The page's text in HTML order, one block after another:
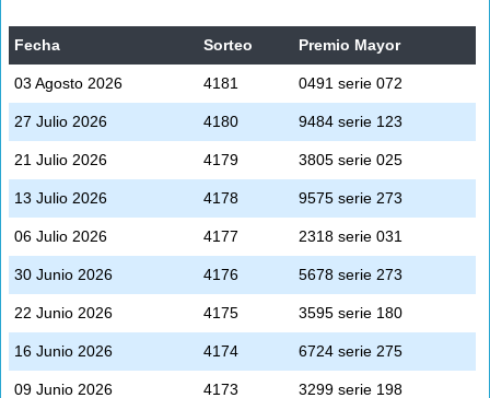
Fecha Sorteo Premio Mayor
03 Agosto 2026 4181 0491 serie 072
27 Julio 2026 4180 9484 serie 123
21 Julio 2026 4179 3805 serie 025
13 Julio 2026 4178 9575 serie 273
06 Julio 2026 4177 2318 serie 031
30 Junio 2026 4176 5678 serie 273
22 Junio 2026 4175 3595 serie 180
16 Junio 2026 4174 6724 serie 275
09 Junio 2026 4173 3299 serie 198